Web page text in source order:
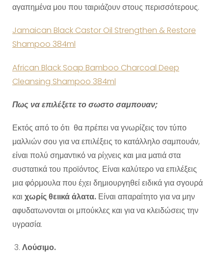
αγαπημένα μου που ταιριάζουν στους περισσότερους.
Jamaican Black Castor Oil Strengthen & Restore
Shampoo 384ml
African Black Soap Bamboo Charcoal Deep
Cleansing Shampoo 384ml
Πως να επιλέξετε το σωστο σαμπουαν;
Εκτός από το ότι θα πρέπει να γνωρίζεις τον τύπο
μαλλιών σου για να επιλέξεις το κατάλληλο σαμπουάν,
είναι πολύ σημαντικό να ρίχνεις και μια ματιά στα
συστατικά του προϊόντος. Είναι καλύτερο να επιλέξεις
μια φόρμουλα που έχει δημιουργηθεί ειδικά για σγουρά
και χωρίς θειικά άλατα. Είναι απαραίτητο για να μην
αφυδατωνονται οι μπούκλες και για να κλειδώσεις την
υγρασία.
Λούσιμο.